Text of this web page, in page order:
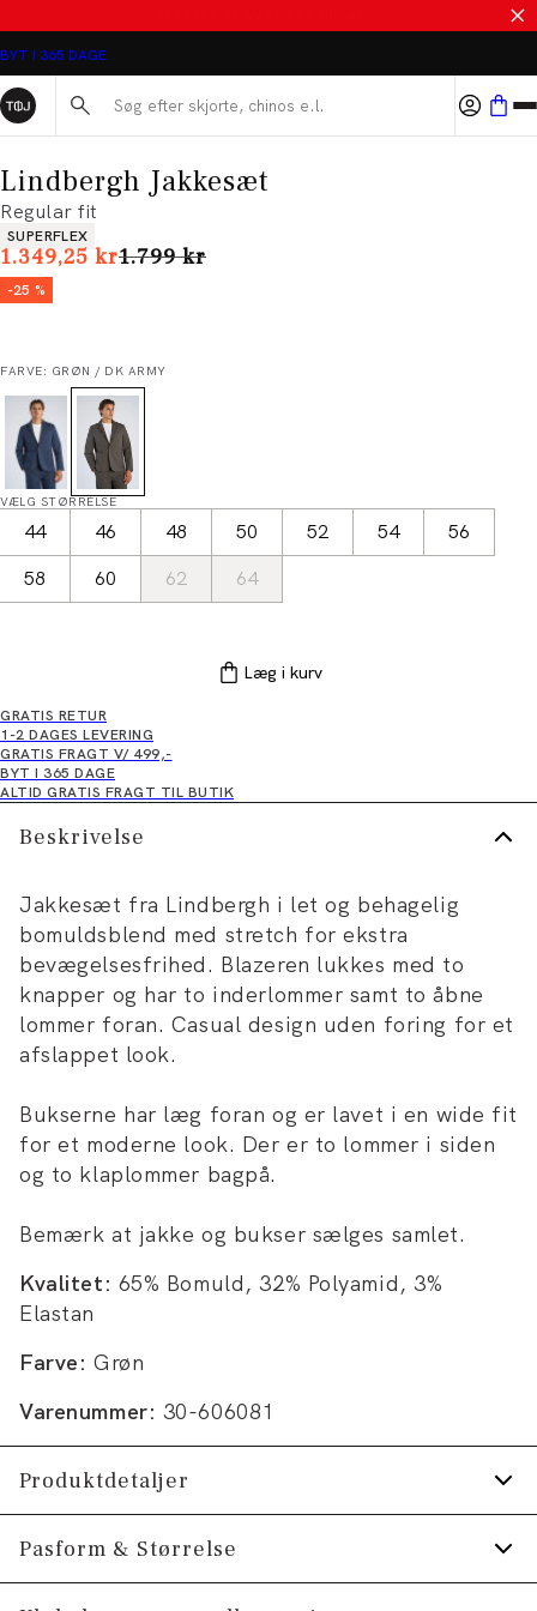
BYT I 365 DAGE
Søg her...
Lindbergh Jakkesæt
Regular fit
Produkt egenskaber
SUPERFLEX
1.349,25 krI alt (uden rabat)
1.799 kr
-25 %
FARVE: GRØN / DK ARMY
VÆLG STØRRELSE
44 46 48 50 52 54
56
58
60 62 64
Læg i kurv
GRATIS RETUR
1-2 DAGES LEVERING
GRATIS FRAGT V/ 499,-
BYT I 365 DAGE
ALTID GRATIS FRAGT TIL BUTIK
Beskrivelse
Jakkesæt fra Lindbergh i let og behagelig
bomuldsblend med stretch for ekstra
bevægelsesfrihed. Blazeren lukkes med to
knapper og har to inderlommer samt to åbne
lommer foran. Casual design uden foring for et
afslappet look.
Bukserne har læg foran og er lavet i en wide fit
for et moderne look. Der er to lommer i siden
og to klaplommer bagpå.
Bemærk at jakke og bukser sælges samlet.
Kvalitet: 65% Bomuld, 32% Polyamid, 3%
Elastan
Farve: Grøn
Varenummer: 30-606081
Produktdetaljer
Jakken har dobbeltslids.
To åbne lommer foran.
Pasform & Størrelse